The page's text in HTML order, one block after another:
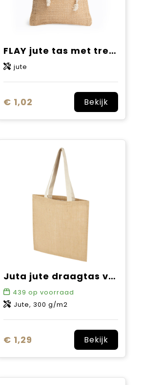
FLAY jute tas met trekkoord
jute
€ 1,02 Bekijk
Juta jute draagtas van 300 g/m² 7 l
439 op voorraad
Jute, 300 g/m2
€ 1,29 Bekijk